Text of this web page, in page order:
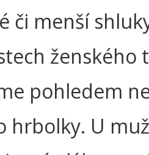
či menší
ženského
pohledem
hrbolky. U